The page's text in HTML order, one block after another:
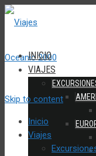
INICIO
VIAJES
Skip to content
Inicio
Viajes